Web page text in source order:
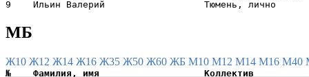
МБ
Ж10 Ж12 Ж14 Ж16 Ж35 Ж50 Ж60 ЖБ М10 М12 М14 М16 М40